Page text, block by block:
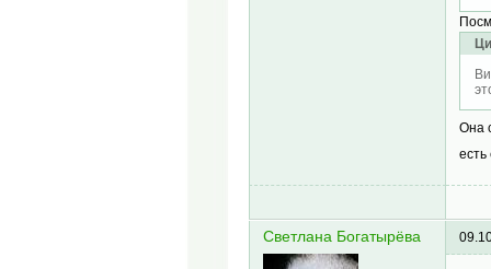
Она
Светлана Богатырёва